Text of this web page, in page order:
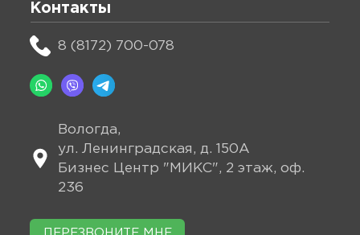
Контакты
8 (8172) 700-078
Вологда,
ул. Ленинградская, д. 150А
Бизнес Центр "МИКС", 2 этаж, оф.
236